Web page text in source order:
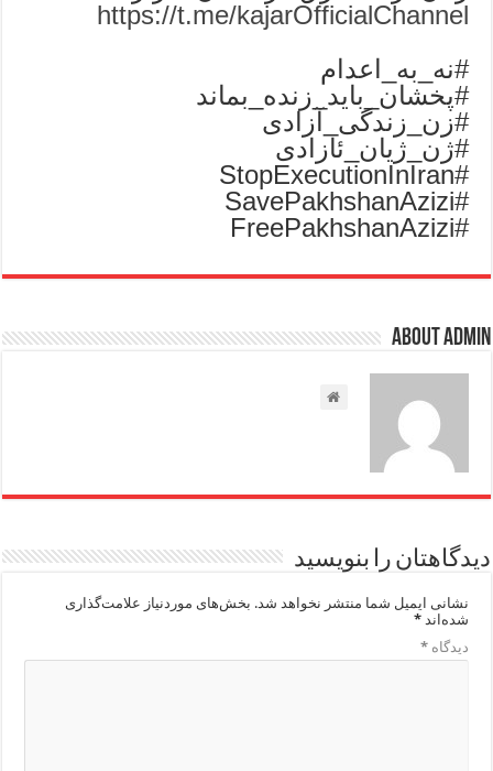
https://t.me/kajarOfficialChannel
#نه_به_اعدام
#پخشان_باید_زنده_بماند
#زن_زندگی_آزادی
#ژن_ژیان_ئازادی
#StopExecutionInIran
#SavePakhshanAzizi
#FreePakhshanAzizi
About admin
دیدگاهتان را بنویسید
نشانی ایمیل شما منتشر نخواهد شد. بخش‌های موردنیاز علامت‌گذاری
شده‌اند*
دیدگاه*